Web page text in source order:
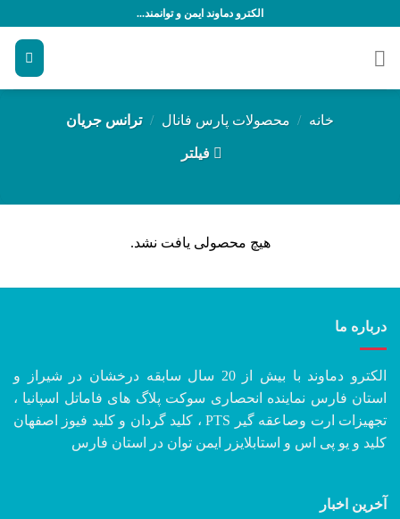
محتوا
الکترو دماوند ایمن و توانمند...
خانه / محصولات پارس فانال / ترانس جریان
فیلتر
هیچ محصولی یافت نشد.
درباره ما
الکترو دماوند با بیش از 20 سال سابقه درخشان در شیراز و
استان فارس نماینده انحصاری سوکت پلاگ های فاماتل اسپانیا ،
تجهیزات ارت وصاعقه گیر PTS ، کلید گردان و کلید فیوز اصفهان
کلید و یو پی اس و استابلایزر ایمن توان در استان فارس
آخرین اخبار